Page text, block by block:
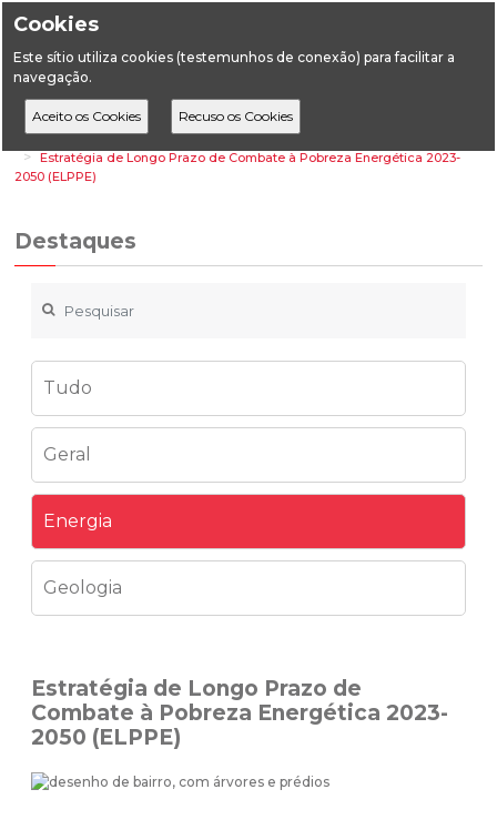
Cookies
Este sítio utiliza cookies (testemunhos de conexão) para facilitar a
navegação.
HomeDestaques
Energia
Estratégia de Longo Prazo de Combate à Pobreza Energética 2023-
2050 (ELPPE)
Destaques
Tudo
Geral
Energia
Geologia
Estratégia de Longo Prazo de
Combate à Pobreza Energética 2023-
2050 (ELPPE)